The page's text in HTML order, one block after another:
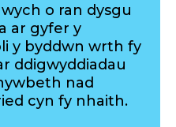
o ran dysgu
ar gyfer y
y byddwn wrth fy
ddigwyddiadau
nad
cyn fy nhaith.